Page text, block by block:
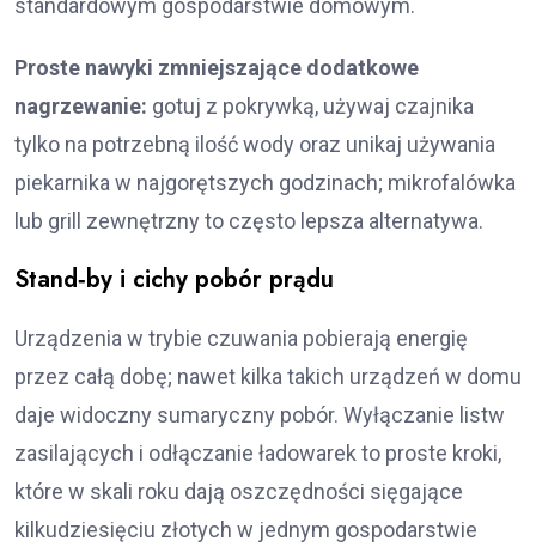
standardowym gospodarstwie domowym.
Proste nawyki zmniejszające dodatkowe
nagrzewanie: gotuj z pokrywką, używaj czajnika
tylko na potrzebną ilość wody oraz unikaj używania
piekarnika w najgorętszych godzinach; mikrofalówka
lub grill zewnętrzny to często lepsza alternatywa.
Stand‑by i cichy pobór prądu
Urządzenia w trybie czuwania pobierają energię
przez całą dobę; nawet kilka takich urządzeń w domu
daje widoczny sumaryczny pobór. Wyłączanie listw
zasilających i odłączanie ładowarek to proste kroki,
które w skali roku dają oszczędności sięgające
kilkudziesięciu złotych w jednym gospodarstwie